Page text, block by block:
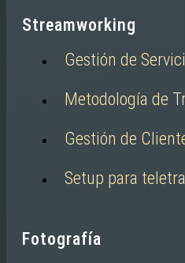
Streamworking
Gestión de
Metodología de
Gestión de
Setup para
Fotografía